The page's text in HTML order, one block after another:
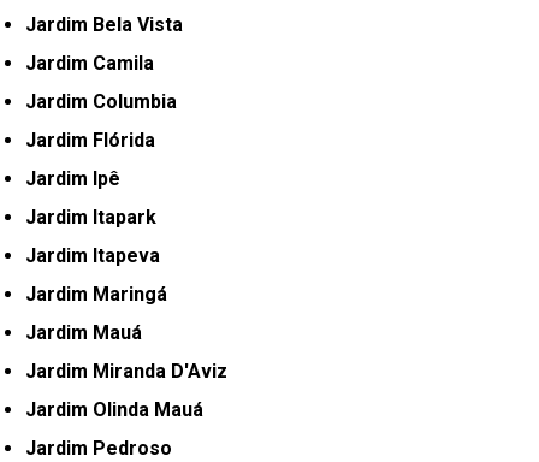
Jardim Bela Vista
Jardim Camila
Jardim Columbia
Jardim Flórida
Jardim Ipê
Jardim Itapark
Jardim Itapeva
Jardim Maringá
Jardim Mauá
Jardim Miranda D'Aviz
Jardim Olinda Mauá
Jardim Pedroso